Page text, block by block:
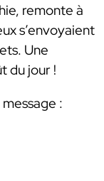
remonte à
s’envoyaient
Une
du jour !
: